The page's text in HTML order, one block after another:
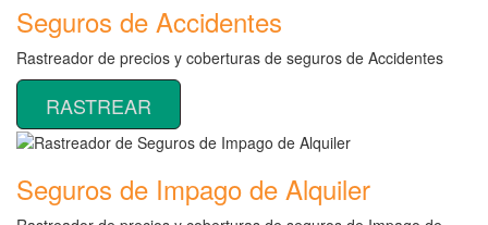
Seguros de Accidentes
Rastreador de precios y coberturas de seguros de Accidentes
RASTREAR
Seguros de Impago de Alquiler